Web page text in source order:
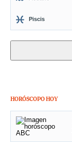
Piscis
HORÓSCOPO HOY